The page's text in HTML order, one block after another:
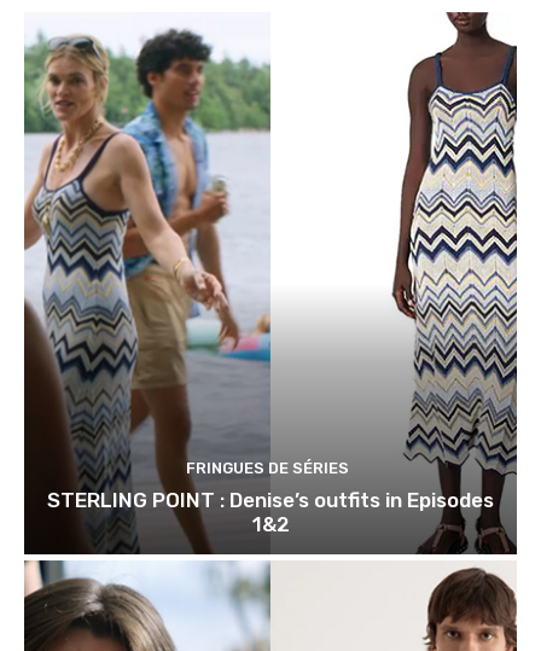
FRINGUES DE SÉRIES
STERLING POINT : Denise’s outfits in Episodes
1&2